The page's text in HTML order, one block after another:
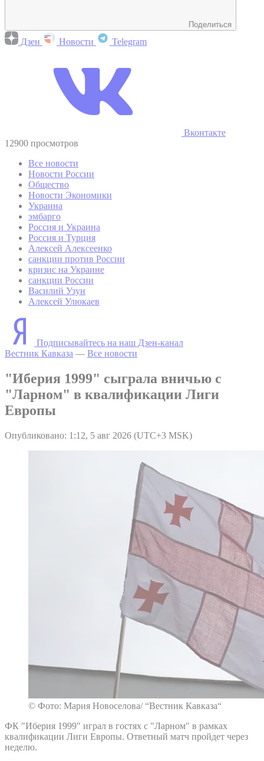
Поделиться
Дзен Новости Telegram
Вконтакте
12900 просмотров
Все новости
Новости России
Общество
Новости Экономики
Украина
эмбарго
Россия и Украина
Россия и Турция
Алексей Алексеенко
санкции против России
кризис на Украине
санкции России
Василий Узун
Алексей Улюкаев
Подписывайтесь на наш Дзен-канал
Вестник Кавказа — Все новости
"Иберия 1999" сыграла вничью с
"Ларном" в квалификации Лиги
Европы
Опубликовано: 1:12, 5 авг 2026 (UTC+3 MSK)
© Фото: Мария Новоселова/ “Вестник Кавказа“
ФК "Иберия 1999" играл в гостях с "Ларном" в рамках
квалификации Лиги Европы. Ответный матч пройдет через
неделю.